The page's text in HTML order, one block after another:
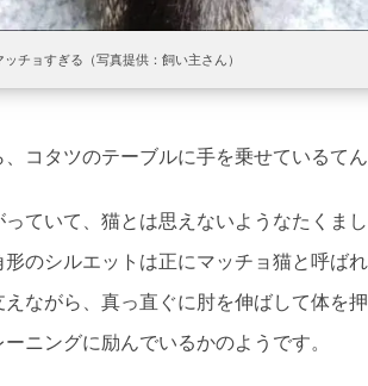
チョすぎる（写真提供：飼い主さん）
コタツのテーブルに手を乗せているてん
ていて、猫とは思えないようなたくま
のシルエットは正にマッチョ猫と呼ば
ながら、真っ直ぐに肘を伸ばして体を
ニングに励んでいるかのようです。